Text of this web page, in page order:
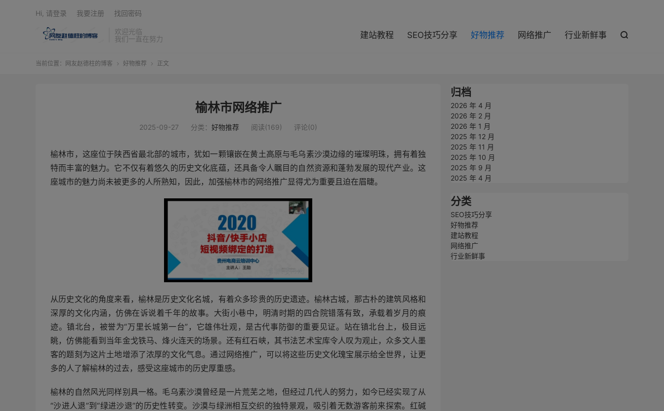
欢迎光临
我们一直在努力
建站教程 SEO技巧分享 好物推荐 网络推广 行业新鲜事 
Hi, 请登录 我要注册 找回密码
当前位置： 网友赵德柱的博客  好物推荐  正文
榆林市网络推广
2025-09-27 分类： 好物推荐 阅读(169) 评论(0)
榆林市，这座位于陕西省最北部的城市，犹如一颗镶嵌在黄土高原与毛乌素沙漠边缘的璀璨明珠，拥有着独
特而丰富的魅力。它不仅有着悠久的历史文化底蕴，还具备令人瞩目的自然资源和蓬勃发展的现代产业。这
座城市的魅力尚未被更多的人所熟知，因此，加强榆林市的网络推广显得尤为重要且迫在眉睫。
从历史文化的角度来看，榆林是历史文化名城，有着众多珍贵的历史遗迹。榆林古城，那古朴的建筑风格和
深厚的文化内涵，仿佛在诉说着千年的故事。大街小巷中，明清时期的四合院错落有致，承载着岁月的痕
迹。镇北台，被誉为“万里长城第一台”，它雄伟壮观，是古代事防御的重要见证。站在镇北台上，极目远
眺，仿佛能看到当年金戈铁马、烽火连天的场景。还有红石峡，其书法艺术宝库令人叹为观止，众多文人墨
客的题刻为这片土地增添了浓厚的文化气息。通过网络推广，可以将这些历史文化瑰宝展示给全世界，让更
多的人了解榆林的过去，感受这座城市的历史厚重感。
榆林的自然风光同样别具一格。毛乌素沙漠曾经是一片荒芜之地，但经过几代人的努力，如今已经实现了从
“沙进人退”到“绿进沙退”的历史性转变。沙漠与绿洲相互交织的独特景观，吸引着无数游客前来探索。红碱
归档
2026 年 4 月
2026 年 2 月
2026 年 1 月
2025 年 12 月
2025 年 11 月
2025 年 10 月
2025 年 9 月
2025 年 4 月
分类
SEO技巧分享
好物推荐
建站教程
网络推广
行业新鲜事